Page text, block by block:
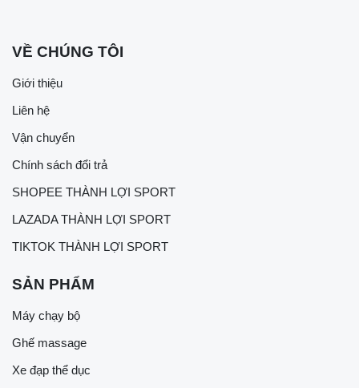
VỀ CHÚNG TÔI
Giới thiệu
Liên hệ
Vận chuyển
Chính sách đổi trả
SHOPEE THÀNH LỢI SPORT
LAZADA THÀNH LỢI SPORT
TIKTOK THÀNH LỢI SPORT
SẢN PHẨM
Máy chạy bộ
Ghế massage
Xe đạp thể dục